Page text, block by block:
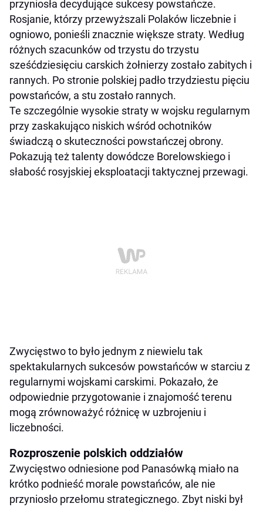
przyniosła decydujące sukcesy powstańcze.
Rosjanie, którzy przewyższali Polaków liczebnie i
ogniowo, ponieśli znacznie większe straty. Według
różnych szacunków od trzystu do trzystu
sześćdziesięciu carskich żołnierzy zostało zabitych i
rannych. Po stronie polskiej padło trzydziestu pięciu
powstańców, a stu zostało rannych.
Te szczególnie wysokie straty w wojsku regularnym
przy zaskakująco niskich wśród ochotników
świadczą o skuteczności powstańczej obrony.
Pokazują też talenty dowódcze Borelowskiego i
słabość rosyjskiej eksploatacji taktycznej przewagi.
Zwycięstwo to było jednym z niewielu tak
spektakularnych sukcesów powstańców w starciu z
regularnymi wojskami carskimi. Pokazało, że
odpowiednie przygotowanie i znajomość terenu
mogą zrównoważyć różnicę w uzbrojeniu i
liczebności.
Rozproszenie polskich oddziałów
Zwycięstwo odniesione pod Panasówką miało na
krótko podnieść morale powstańców, ale nie
przyniosło przełomu strategicznego. Zbyt niski był